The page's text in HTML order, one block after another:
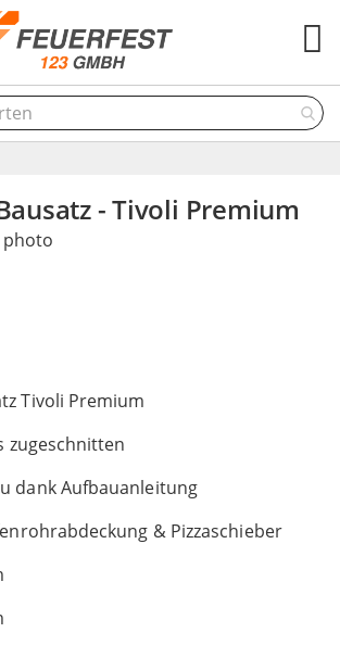
- Tivoli Premium
Tivoli Premium
zugeschnitten
dank Aufbauanleitung
& Pizzaschieber